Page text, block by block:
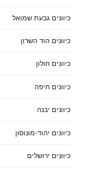
כיוונים גבעת שמואל
כיוונים הוד השרון
כיוונים חולון
כיוונים חיפה
כיוונים יבנה
כיוונים יהוד-מונוסון
כיוונים ירושלים